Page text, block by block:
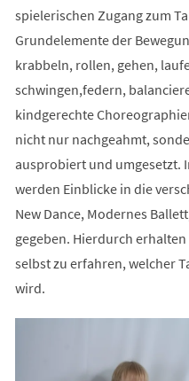
spielerischen Zugang zum
Grundelemente der
krabbeln, rollen, gehen,
schwingen,federn,
kindgerechte
nicht nur nachgeahmt,
ausprobiert und umgesetzt.
werden Einblicke in die
New Dance, Modernes
gegeben. Hierdurch
selbst zu erfahren, welcher
wird.